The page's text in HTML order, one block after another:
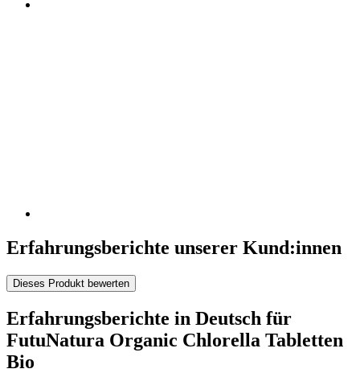
Erfahrungsberichte unserer Kund:innen
Dieses Produkt bewerten
Erfahrungsberichte in Deutsch für
FutuNatura Organic Chlorella Tabletten
Bio